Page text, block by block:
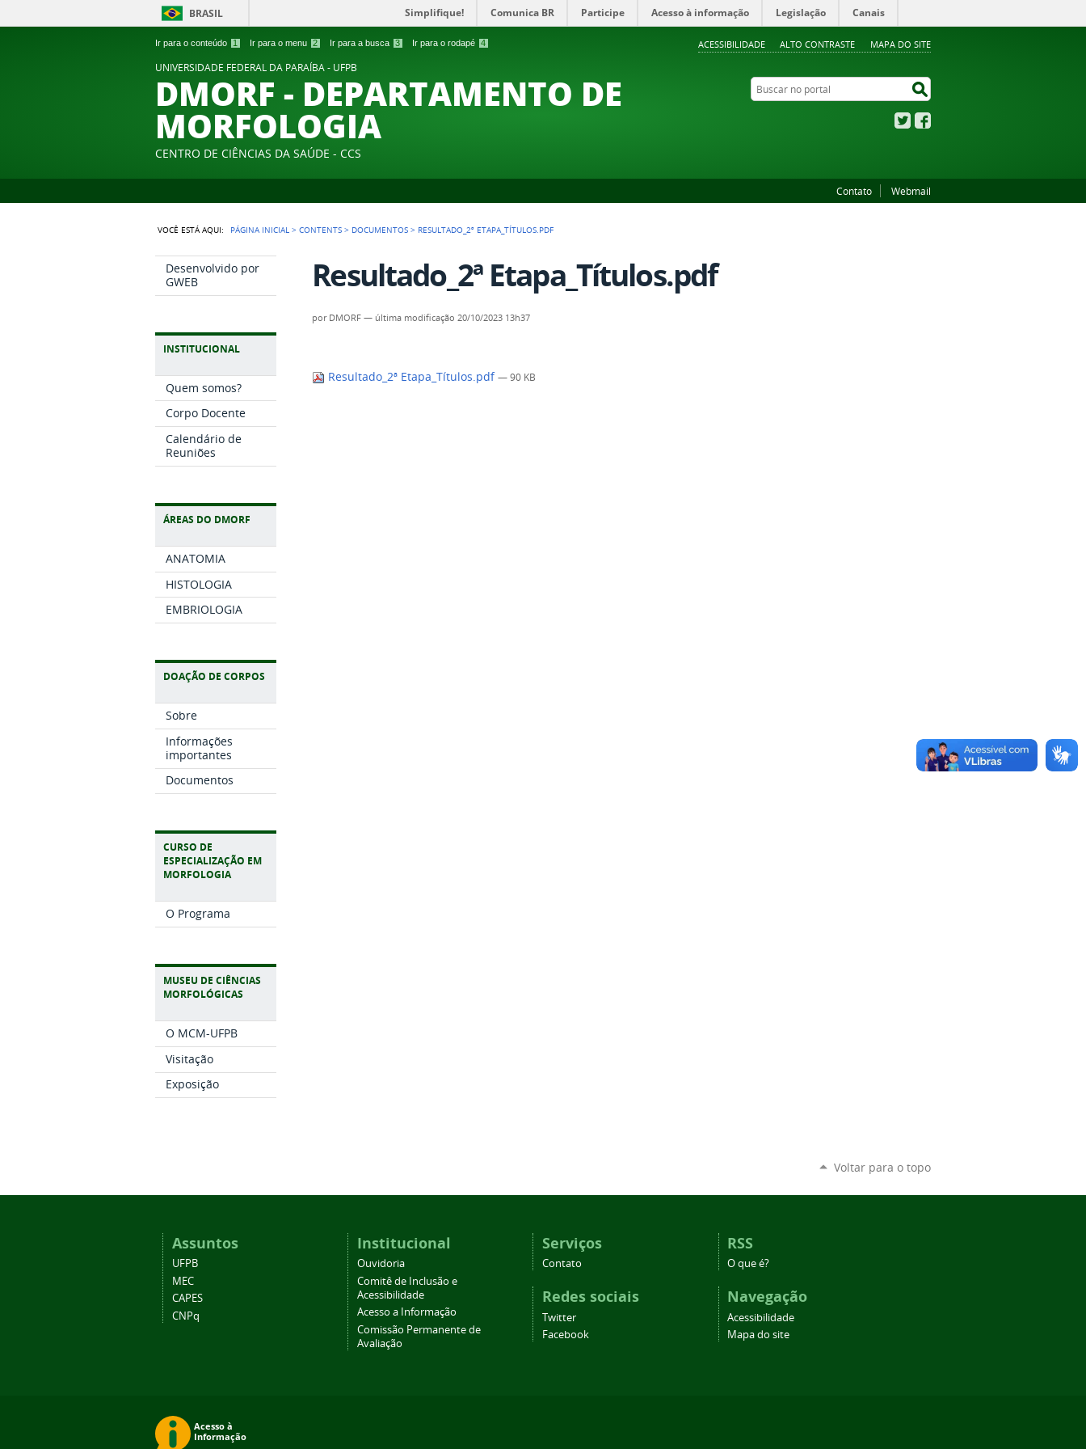
Ir para o conteúdo 1 Ir para o menu 2 Ir para a busca 3 Ir para o rodapé 4 ACESSIBILIDADE ALTO CONTRASTE MAPA DO SITE
BRASIL Simplifique! Comunica BR Participe Acesso à informação Legislação Canais
UNIVERSIDADE FEDERAL DA PARAÍBA - UFPB
DMORF - DEPARTAMENTO DE
MORFOLOGIA
CENTRO DE CIÊNCIAS DA SAÚDE - CCS
Buscar no portal
Twitter
Contato Webmail
VOCÊ ESTÁ AQUI: PÁGINA INICIAL >CONTENTS > DOCUMENTOS > RESULTADO_2ª ETAPA_TÍTULOS.PDF
Desenvolvido por
GWEB
INSTITUCIONAL
Quem somos?
Corpo Docente
Calendário de
Reuniões
ÁREAS DO DMORF
ANATOMIA
HISTOLOGIA
EMBRIOLOGIA
DOAÇÃO DE CORPOS
Sobre
Informações
importantes
Documentos
CURSO DE
ESPECIALIZAÇÃO EM
MORFOLOGIA
O Programa
MUSEU DE CIÊNCIAS
MORFOLÓGICAS
O MCM-UFPB
Visitação
Exposição
Resultado_2ª Etapa_Títulos.pdf
por DMORF — última modificação 20/10/2023 13h37
Resultado_2ª Etapa_Títulos.pdf— 90 KB
Voltar para o topo
Assuntos
UFPB
MEC
CAPES
CNPq
Institucional
Ouvidoria
Comitê de Inclusão e
Acessibilidade
Acesso a Informação
Comissão Permanente de
Avaliação
Serviços
Contato
Redes sociais
Twitter
Facebook
RSS
O que é?
Navegação
Acessibilidade
Mapa do site